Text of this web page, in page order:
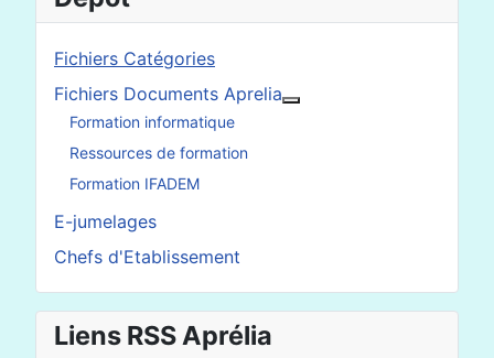
Fichiers Catégories
Fichiers Documents Aprelia
Formation informatique
Ressources de formation
Formation IFADEM
E-jumelages
Chefs d'Etablissement
Liens RSS Aprélia